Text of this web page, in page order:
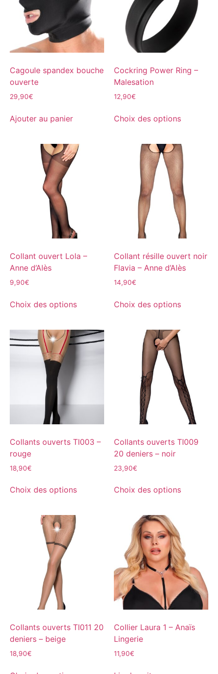
Cagoule spandex bouche
ouverte
29,90€
Ajouter au panier
Cockring Power Ring –
Malesation
12,90€
Choix des options
Collant ouvert Lola –
Anne d’Alès
9,90€
Choix des options
Collant résille ouvert noir
Flavia – Anne d’Alès
14,90€
Choix des options
Collants ouverts TI003 –
rouge
18,90€
Choix des options
Collants ouverts TI009
20 deniers – noir
23,90€
Choix des options
Collants ouverts TI011 20
deniers – beige
18,90€
Collier Laura 1 – Anaïs
Lingerie
11,90€